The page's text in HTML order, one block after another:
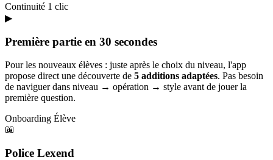
Continuité 1 clic
▶
Première partie en 30 secondes
Pour les nouveaux élèves : juste après le choix du niveau, l'app
propose direct une découverte de 5 additions adaptées. Pas besoin
de naviguer dans niveau → opération → style avant de jouer la
première question.
Onboarding Élève
📖
Police Lexend